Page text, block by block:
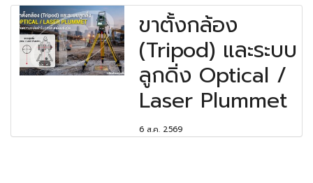
ขาตั้งกล้อง
(Tripod) และระบบ
ลูกดิ่ง Optical /
Laser Plummet
6 ส.ค. 2569